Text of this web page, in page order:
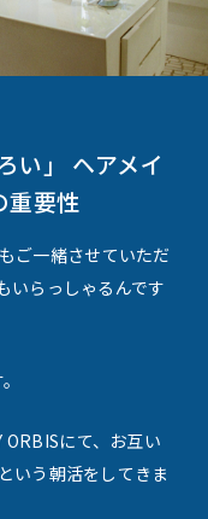
い」 ヘアメイ
重要性
ご一緒させていただ
いらっしゃるんです
ORBISにて、お互い
いう朝活をしてきま